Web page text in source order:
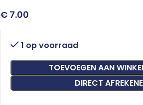
€ 7.00
1 op voorraad
TOEVOEGEN AAN
DIRECT